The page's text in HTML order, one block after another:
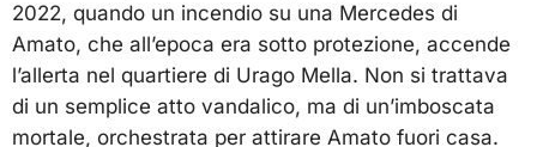
2022, quando un incendio su una Mercedes di
Amato, che all’epoca era sotto protezione, accende
l’allerta nel quartiere di Urago Mella. Non si trattava
di un semplice atto vandalico, ma di un’imboscata
mortale, orchestrata per attirare Amato fuori casa.